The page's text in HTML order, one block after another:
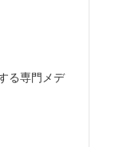
る専門メデ